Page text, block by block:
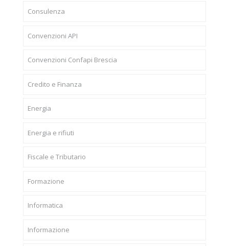
Consulenza
Convenzioni API
Convenzioni Confapi Brescia
Credito e Finanza
Energia
Energia e rifiuti
Fiscale e Tributario
Formazione
Informatica
Informazione